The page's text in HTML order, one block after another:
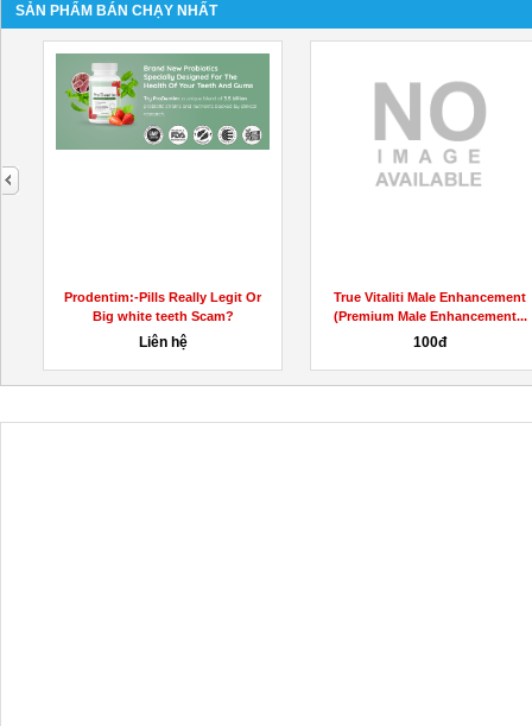
SẢN PHẨM BÁN CHẠY NHẤT
Prodentim:-Pills Really Legit Or
Big white teeth Scam?
Liên hệ
True Vitaliti Male Enhancement
(Premium Male Enhancement...
100đ